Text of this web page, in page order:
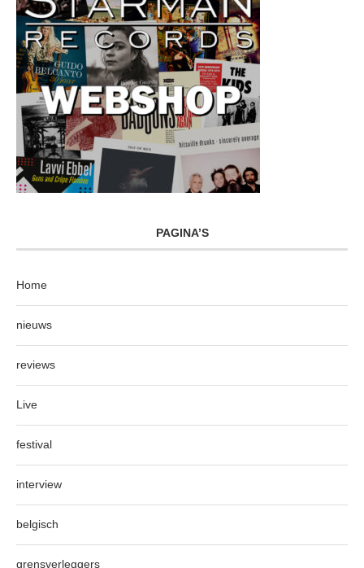
PAGINA’S
Home
nieuws
reviews
Live
festival
interview
belgisch
grensverleggers